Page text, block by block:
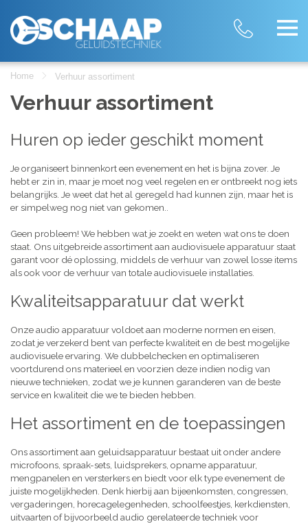
Home Verhuur assortiment
Verhuur assortiment
Huren op ieder geschikt moment
Je organiseert binnenkort een evenement en het is bijna zover. Je
hebt er zin in, maar je moet nog veel regelen en er ontbreekt nog iets
belangrijks. Je weet dat het al geregeld had kunnen zijn, maar het is
er simpelweg nog niet van gekomen..
Geen probleem! We hebben wat je zoekt en weten wat ons te doen
staat. Ons uitgebreide assortiment aan audiovisuele apparatuur staat
garant voor dé oplossing, middels de verhuur van zowel losse items
als ook voor de verhuur van totale audiovisuele installaties.
Kwaliteitsapparatuur dat werkt
Onze audio apparatuur voldoet aan moderne normen en eisen,
zodat je verzekerd bent van perfecte kwaliteit en de best mogelijke
audiovisuele ervaring. We dubbelchecken en optimaliseren
voortdurend ons materieel en voorzien deze indien nodig van
nieuwe technieken, zodat we je kunnen garanderen van de beste
service en kwaliteit die we te bieden hebben.
Het assortiment en de toepassingen
Ons assortiment aan geluidsapparatuur bestaat uit onder andere
microfoons, spraak-sets, luidsprekers, opname apparatuur,
mengpanelen en versterkers en biedt voor elk type evenement de
juiste mogelijkheden. Denk hierbij aan bijeenkomsten, congressen,
vergaderingen, horecagelegenheden, schoolfeestjes, kerkdiensten,
uitvaarten of bijvoorbeeld audio gerelateerde techniek voor